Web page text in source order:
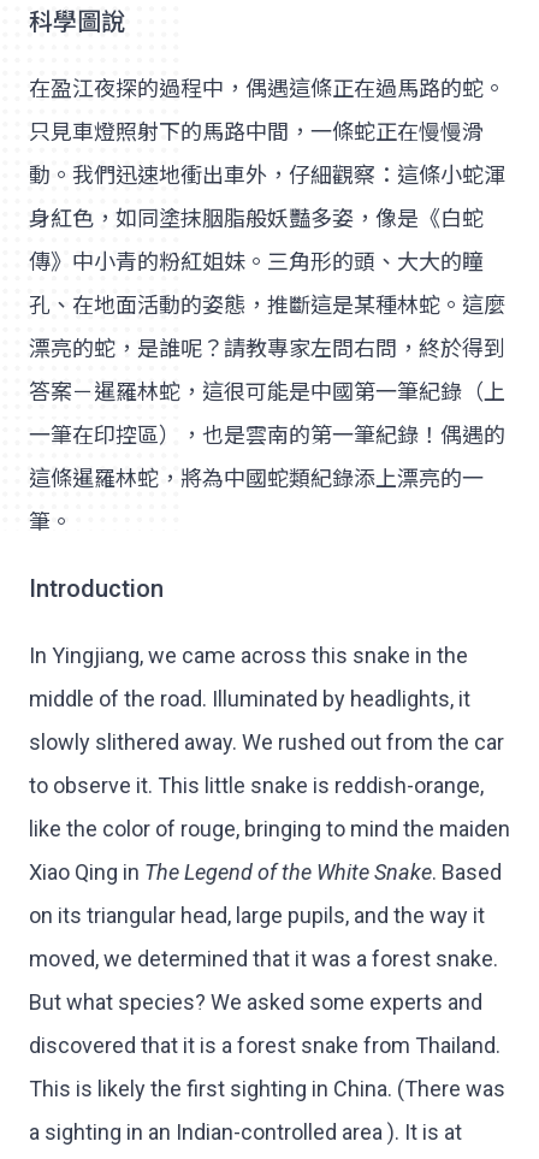
科學圖說
在盈江夜探的過程中，偶遇這條正在過馬路的蛇。
只見車燈照射下的馬路中間，一條蛇正在慢慢滑
動。我們迅速地衝出車外，仔細觀察：這條小蛇渾
身紅色，如同塗抹胭脂般妖豔多姿，像是《白蛇
傳》中小青的粉紅姐妹。三角形的頭、大大的瞳
孔、在地面活動的姿態，推斷這是某種林蛇。這麼
漂亮的蛇，是誰呢？請教專家左問右問，終於得到
答案－暹羅林蛇，這很可能是中國第一筆紀錄（上
一筆在印控區），也是雲南的第一筆紀錄！偶遇的
這條暹羅林蛇，將為中國蛇類紀錄添上漂亮的一
筆。
Introduction
In Yingjiang, we came across this snake in the
middle of the road. Illuminated by headlights, it
slowly slithered away. We rushed out from the car
to observe it. This little snake is reddish-orange,
like the color of rouge, bringing to mind the maiden
Xiao Qing in The Legend of the White Snake. Based
on its triangular head, large pupils, and the way it
moved, we determined that it was a forest snake.
But what species? We asked some experts and
discovered that it is a forest snake from Thailand.
This is likely the first sighting in China. (There was
a sighting in an Indian-controlled area ). It is at